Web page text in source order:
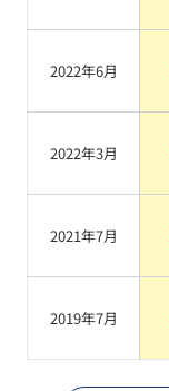
2022年6月
2022年3月
2021年7月
2019年7月